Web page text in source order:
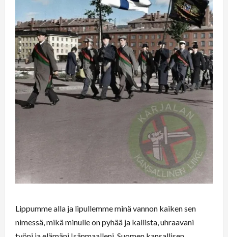
Lippumme alla ja lipullemme minä vannon kaiken sen
nimessä, mikä minulle on pyhää ja kallista, uhraavani